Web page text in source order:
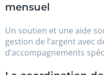
mensuel
Un soutien et une aide
gestion de l’argent avec
d’accompagnements